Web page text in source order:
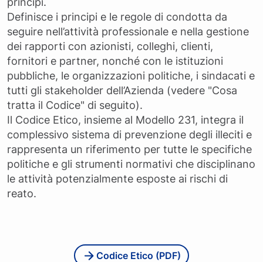
Definisce i principi e le regole di condotta da
seguire nell’attività professionale e nella gestione
dei rapporti con azionisti, colleghi, clienti,
fornitori e partner, nonché con le istituzioni
pubbliche, le organizzazioni politiche, i sindacati e
tutti gli stakeholder dell’Azienda (vedere "Cosa
tratta il Codice" di seguito).
Il Codice Etico, insieme al Modello 231, integra il
complessivo sistema di prevenzione degli illeciti e
rappresenta un riferimento per tutte le specifiche
politiche e gli strumenti normativi che disciplinano
le attività potenzialmente esposte ai rischi di
reato.
Codice Etico (PDF)